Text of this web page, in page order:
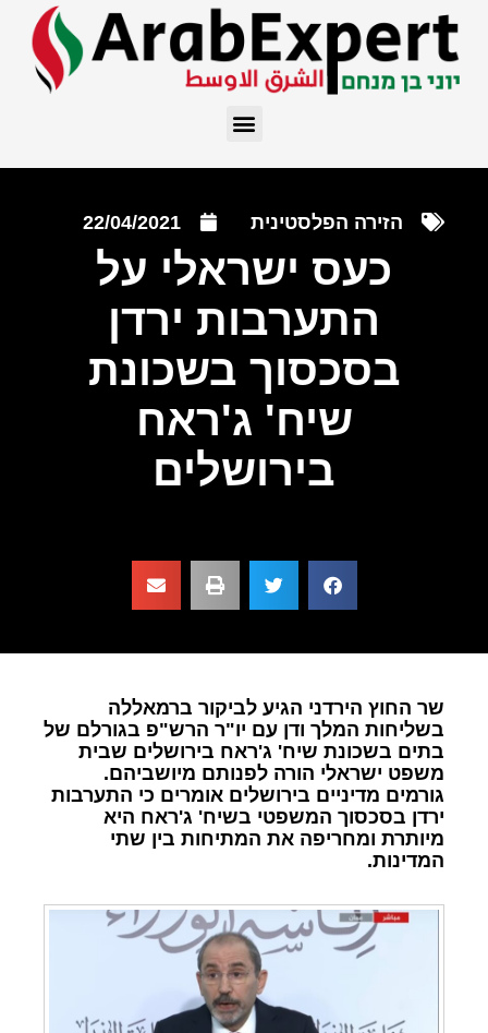
הזירה הפלסטינית 22/04/2021
כעס ישראלי על
התערבות ירדן
בסכסוך בשכונת
שיח' ג'ראח
בירושלים
שר החוץ הירדני הגיע לביקור ברמאללה
בשליחות המלך ודן עם יו"ר הרש"פ בגורלם של
בתים בשכונת שיח' ג'ראח בירושלים שבית
משפט ישראלי הורה לפנותם מיושביהם.
גורמים מדיניים בירושלים אומרים כי התערבות
ירדן בסכסוך המשפטי בשיח' ג'ראח היא
מיותרת ומחריפה את המתיחות בין שתי
המדינות.